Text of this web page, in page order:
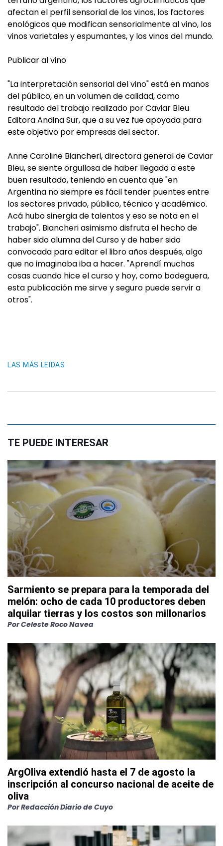
afectan el perfil sensorial de los vinos, los factores
enológicos que modifican sensorialmente al vino, los
vinos varietales y espumantes, y los vinos del mundo.
Publicar al vino
"La interpretación sensorial del vino" está en manos
del público, en un volumen de calidad, como
resultado del trabajo realizado por Caviar Bleu
Editora Andina Sur, que a su vez fue apoyada para
este objetivo por empresas del sector.
Anne Caroline Biancheri, directora general de Caviar
Bleu, se siente orgullosa de haber llegado a este
buen resultado, teniendo en cuenta que "en
Argentina no siempre es fácil tender puentes entre
los sectores privado, público, técnico y académico.
Acá hubo sinergia de talentos y eso se nota en el
trabajo". Biancheri asimismo disfruta el hecho de
haber sido alumna del Curso y de haber sido
convocada para editar el libro años después, algo
que no imaginaba iba a hacer. "Aprendí muchas
cosas cuando hice el curso y hoy, como bodeguera,
esta publicación me sirve y seguro puede servir a
otros".
LAS MÁS LEIDAS
TE PUEDE INTERESAR
Sarmiento se prepara para la temporada del
melón: ocho de cada 10 productores deben
alquilar tierras y los costos son millonarios
PorCeleste Roco Navea
ArgOliva extendió hasta el 7 de agosto la
inscripción al concurso nacional de aceite de
oliva
PorRedacción Diario de Cuyo